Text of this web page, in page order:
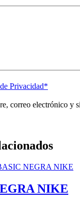
Privacidad*
correo electrónico y
NIKE